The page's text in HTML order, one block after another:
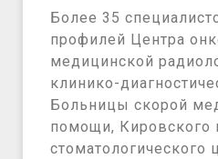
Более 35
профилей Центра
медицинской
клинико-
Больницы скорой
помощи, Кировского
стоматологического